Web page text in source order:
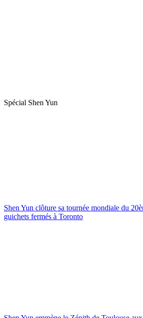
Spécial Shen Yun
Shen Yun clôture sa tournée mondiale du
guichets fermés à Toronto